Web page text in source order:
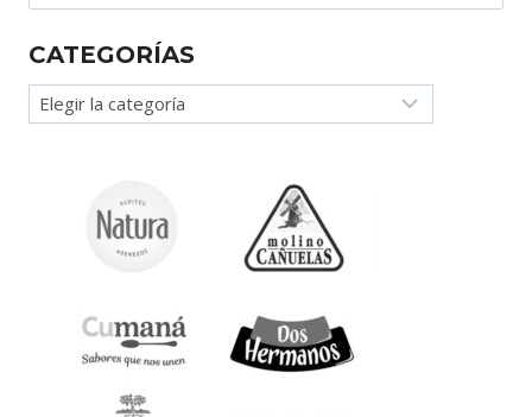
CATEGORÍAS
Categorías